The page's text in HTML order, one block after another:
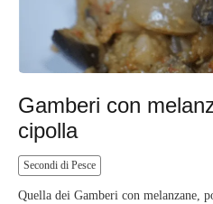
Gamberi con
cipolla
Secondi di Pesce
Quella dei Gamberi con melanzane,